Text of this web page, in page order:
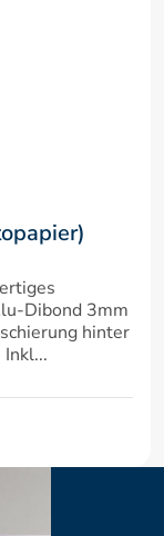
Dibond 3mm
hinter